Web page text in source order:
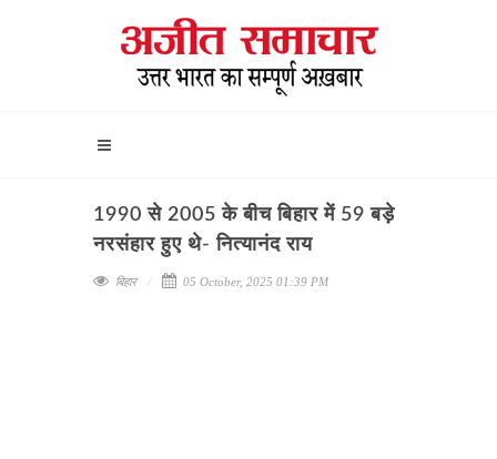
1990 से 2005 के बीच बिहार में 59 बड़े
नरसंहार हुए थे- नित्यानंद राय
बिहार 05 October, 2025 01:39 PM